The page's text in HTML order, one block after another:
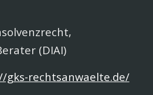
(DIAI)
gks-rechtsanwaelte.de/